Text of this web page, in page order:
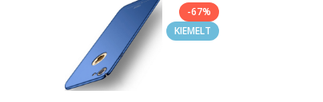
-67%
KIEMELT